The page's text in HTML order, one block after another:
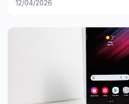
12/04/2026